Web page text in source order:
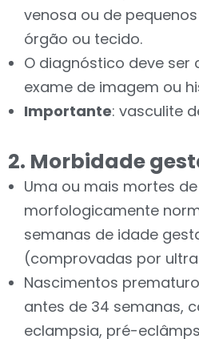
venosa ou de
órgão ou tecido.
O diagnóstico deve ser
exame de imagem ou
Importante: vasculite
2. Morbidade
Uma ou mais mortes
morfologicamente
semanas de idade
(comprovadas por
Nascimentos
antes de 34 semanas,
eclampsia, pré-